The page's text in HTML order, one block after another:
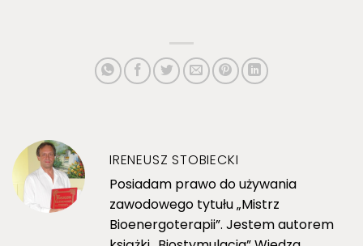
IRENEUSZ STOBIECKI
Posiadam prawo do używania
zawodowego tytułu „Mistrz
Bioenergoterapii”. Jestem autorem